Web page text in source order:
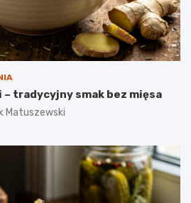
tradycyjny smak bez mięsa
Matuszewski